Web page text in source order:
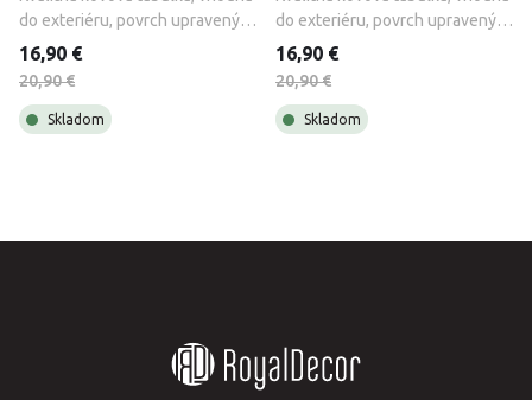
do exteriéru, povrch upravený
galvanizáciou + montážne
16,90 €
20,90 €
Skladom
do exteriéru, povrch upravený
galvanizáciou + montážne
16,90 €
20,90 €
Skladom